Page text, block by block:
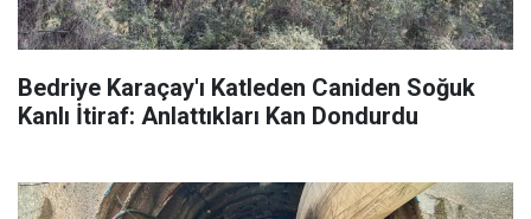
Bedriye Karaçay'ı Katleden Caniden Soğuk
Kanlı İtiraf: Anlattıkları Kan Dondurdu